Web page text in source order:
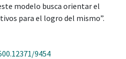
modelo busca orientar el
para el logro del mismo”.
9454